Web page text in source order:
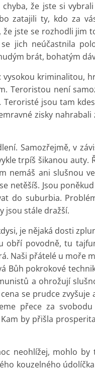
že jste si
zatajili ty, kdo za
jste se rozhodli jim
jich neúčastnila
brát, bohatým
kriminalitou,
Teroristou není
jsou tam
zisky
Samozřejmě, v
trpíš šikanou auty.
nemáš ani slušnou
netěšíš. Jsou
do suburbia.
jsou stále dražší.
je nějaká dosti
obří povodně, tu
Naši přátelé u moře
Bůh pokrokové
a ohrožují
se prudce
přece za
by přišla
neohlížej, mohlo
kouzelného